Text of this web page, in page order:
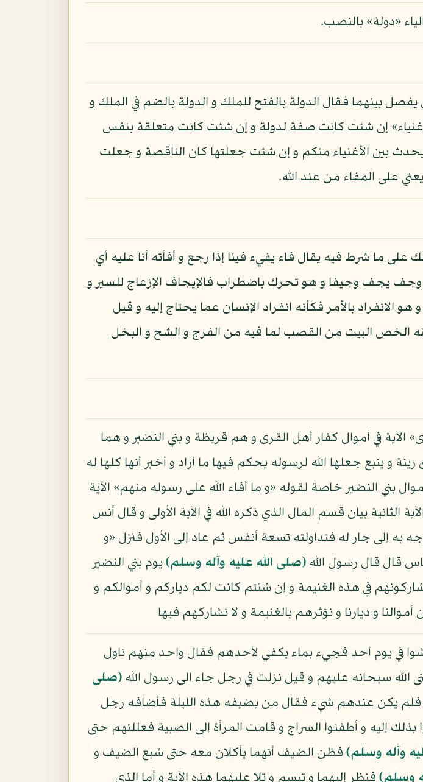
«دولة» بالنصب.
بينهما فقال الدولة بالفتح للملك و الدولة بالضم في الملك و
إن شئت كانت صفة لدولة و إن شئت كانت متعلقة بنفس
يحدث بين الأغنياء منكم و إن شئت جعلتها كان الناقصة و جعلت
على المفاء من عند الله.
ما شرط فيه يقال فاء يفيء فيئا إذا رجع و أفأته أنا عليه أي
وجف يجف وجيفا و هو تحرك باضطراب فالإيجاف الإزعاج للسير و
بالأمر فكأنه انفراد الإنسان عما يحتاج إليه و قيل
الخص البيت من القصب لما فيه من الفرج و الشح و البخل
في أموال كفار أهل القرى و هم قريظة و بني النضير و هما
و ينبع جعلها الله لرسوله يحكم فيها ما أراد و أخبر أنها كلها له
بني النضير خاصة لقوله «و ما أفاء الله على رسوله منهم» الآية
الثانية بيان قسم المال الذي ذكره الله في الآية الأولى و قال أنس
جار له فتداولته تسعة أنفس ثم عاد إلى الأول فنزل «و
قال قال رسول الله (صلى الله عليه وآله وسلم)يوم بني النضير
في هذه الغنيمة و إن شئتم كانت لكم دياركم و أموالكم و
و ديارنا و نؤثرهم بالغنيمة و لا نشاركهم فيها
في يوم أحد فجيء بماء يكفي لأحدهم فقال واحد منهم ناول
سبحانه عليهم و قيل نزلت في رجل جاء إلى رسول الله (صلى
فلم يكن عندهم شيء فقال من يضيفه هذه الليلة فأضافه رجل
إليه و أطفئوا السراج و قامت المرأة إلى الصبية فعللتهم حتى
وآله وسلم) فظن الضيف أنهما يأكلان معه حتى شبع الضيف و
وسلم) فنظر إليهما و تبسم و تلا عليهما هذه الآية و أما الذي